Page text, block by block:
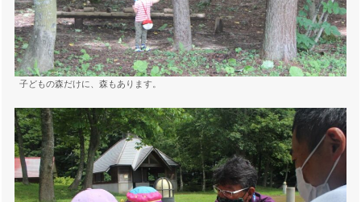
子どもの森だけに、森もあります。